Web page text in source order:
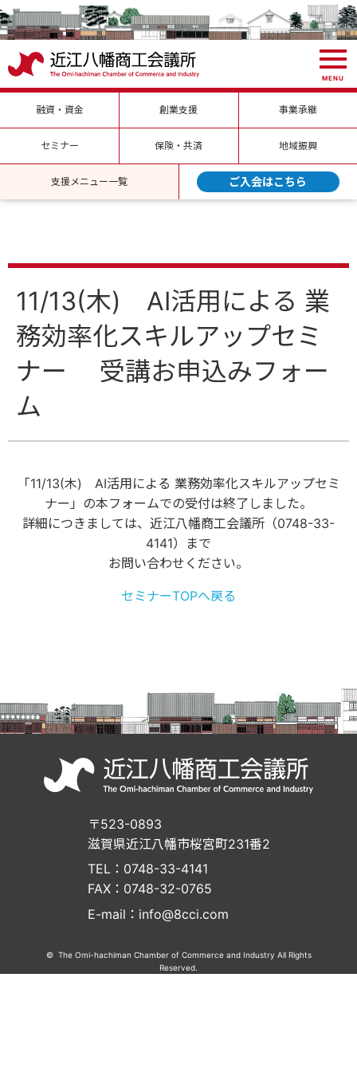
MENU
融資・資金 創業支援 事業承継
セミナー 保険・共済 地域振興
支援メニュー一覧 ご入会はこちら
11/13(木) AI活用による 業
務効率化スキルアップセミ
ナー 受講お申込みフォー
ム
「11/13(木) AI活用による 業務効率化スキルアップセミ
ナー」の本フォームでの受付は終了しました。
詳細につきましては、近江八幡商工会議所（0748-33-
4141）まで
お問い合わせください。
セミナーTOPへ戻る
〒523-0893
滋賀県近江八幡市桜宮町231番2
TEL：0748-33-4141
FAX：0748-32-0765
E-mail：info@8cci.com
© The Omi-hachiman Chamber of Commerce and Industry All Rights
Reserved.